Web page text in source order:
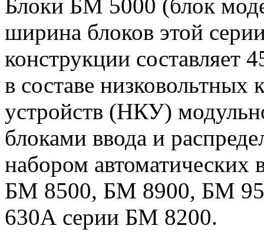
Блоки БМ 5000 (блок
ширина блоков этой
конструкции составляет
в составе низковольтных
устройств (НКУ)
блоками ввода и
набором
БМ 8500, БМ 8900, БМ
630А серии БМ 8200.